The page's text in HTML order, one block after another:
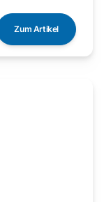
Zum Artikel